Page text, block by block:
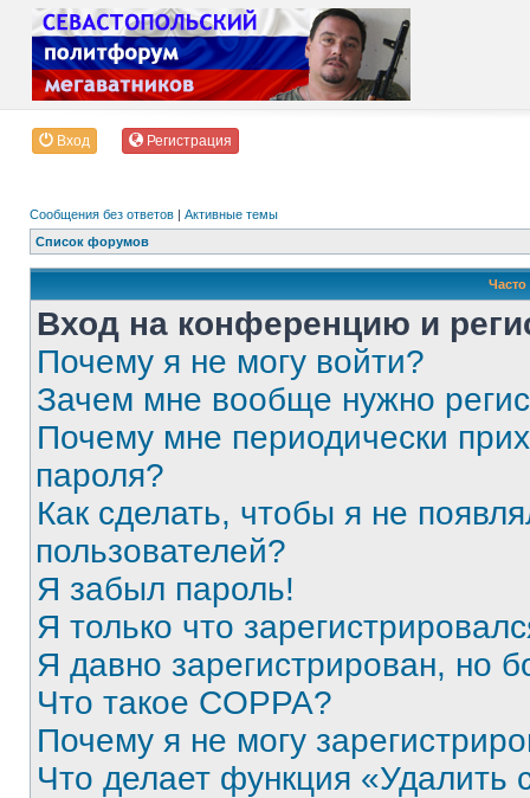
Вход Регистрация
Сообщения без ответов | Активные темы
Список форумов
Вход на конференцию и
Почему я не могу войти?
Зачем мне вообще нужно
Почему мне периодически
пароля?
Как сделать, чтобы я не
пользователей?
Я забыл пароль!
Я только что
Я давно зарегистрирован, но
Что такое COPPA?
Почему я не могу
Что делает функция «Удалить